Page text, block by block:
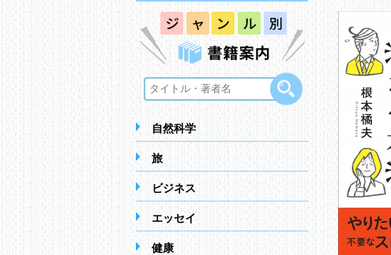
自然科学
旅
ビジネス
エッセイ
健康